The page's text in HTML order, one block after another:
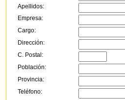
Apellidos:
Empresa:
Cargo:
Dirección:
C. Postal:
Población:
Provincia:
Teléfono: